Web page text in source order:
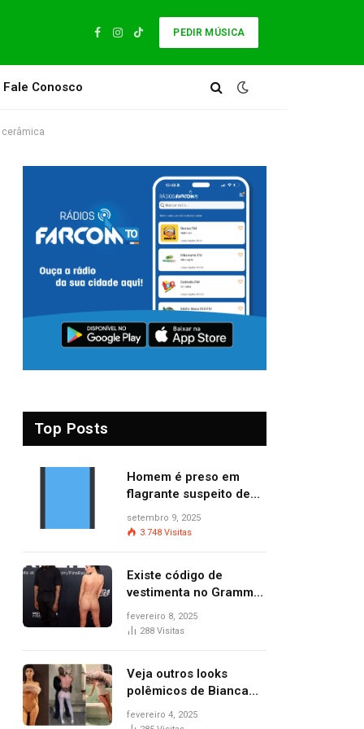
Facebook
Instagram
TikTok
PEDIR MÚSICA
Fale Conosco
cerâmica
Top Posts
Homem é preso em
flagrante suspeito de
provocar dois incêndios
criminosos no mesmo
setembro 9, 2025
3.748 Visitas
Existe código de
vestimenta no Grammy?
Questionamento surgiu
após Bianca Censori,
premiação
fevereiro 8, 2025
288 Visitas
Veja outros looks
polêmicos de Bianca
Censori, esposa de
Kanye West que
fevereiro 4, 2025